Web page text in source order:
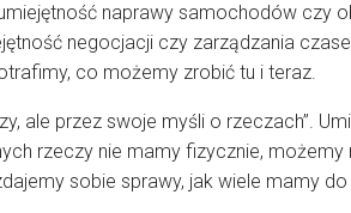
naprawy samochodów czy
negocjacji czy zarządzania
co możemy zrobić tu i teraz.
ale przez swoje myśli o rzeczach”.
rzeczy nie mamy fizycznie,
sobie sprawy, jak wiele mamy